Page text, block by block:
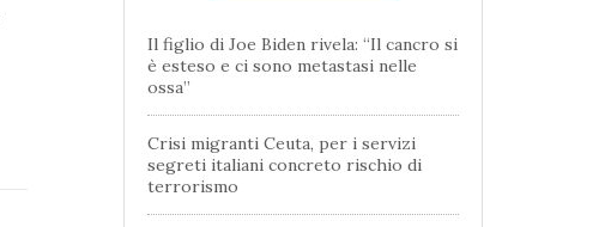
Il figlio di Joe Biden rivela: “Il cancro si
è esteso e ci sono metastasi nelle
ossa”
Crisi migranti Ceuta, per i servizi
segreti italiani concreto rischio di
terrorismo